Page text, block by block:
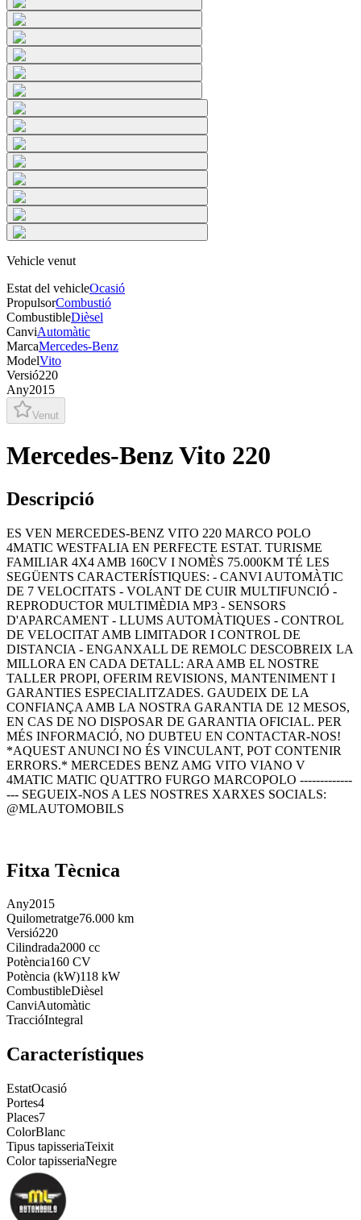
Vehicle venut
Estat del vehicleOcasió
PropulsorCombustió
CombustibleDièsel
CanviAutomàtic
MarcaMercedes-Benz
ModelVito
Versió220
Any2015
Venut
Mercedes-Benz Vito 220
Descripció
ES VEN MERCEDES-BENZ VITO 220 MARCO POLO
4MATIC WESTFALIA EN PERFECTE ESTAT. TURISME
FAMILIAR 4X4 AMB 160CV I NOMÈS 75.000KM TÉ LES
SEGÜENTS CARACTERÍSTIQUES: - CANVI AUTOMÀTIC
DE 7 VELOCITATS - VOLANT DE CUIR MULTIFUNCIÓ -
REPRODUCTOR MULTIMÈDIA MP3 - SENSORS
D'APARCAMENT - LLUMS AUTOMÀTIQUES - CONTROL
DE VELOCITAT AMB LIMITADOR I CONTROL DE
DISTANCIA - ENGANXALL DE REMOLC DESCOBREIX LA
MILLORA EN CADA DETALL: ARA AMB EL NOSTRE
TALLER PROPI, OFERIM REVISIONS, MANTENIMENT I
GARANTIES ESPECIALITZADES. GAUDEIX DE LA
CONFIANÇA AMB LA NOSTRA GARANTIA DE 12 MESOS,
EN CAS DE NO DISPOSAR DE GARANTIA OFICIAL. PER
MÉS INFORMACIÓ, NO DUBTEU EN CONTACTAR-NOS!
*AQUEST ANUNCI NO ÉS VINCULANT, POT CONTENIR
ERRORS.* MERCEDES BENZ AMG VITO VIANO V
4MATIC MATIC QUATTRO FURGO MARCOPOLO -------------
--- SEGUEIX-NOS A LES NOSTRES XARXES SOCIALS:
@MLAUTOMOBILS
Fitxa Tècnica
Any2015
Quilometratge76.000 km
Versió220
Cilindrada2000 cc
Potència160 CV
Potència (kW)118 kW
CombustibleDièsel
CanviAutomàtic
TraccióIntegral
Característiques
EstatOcasió
Portes4
Places7
ColorBlanc
Tipus tapisseriaTeixit
Color tapisseriaNegre